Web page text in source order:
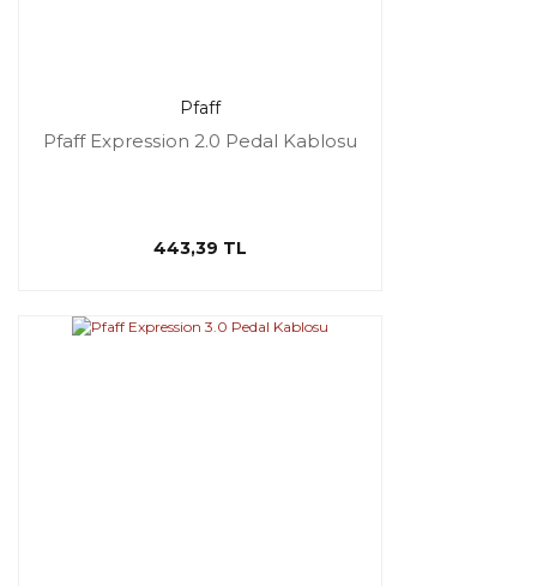
Pfaff
Pfaff Expression 2.0 Pedal Kablosu
443,39 TL